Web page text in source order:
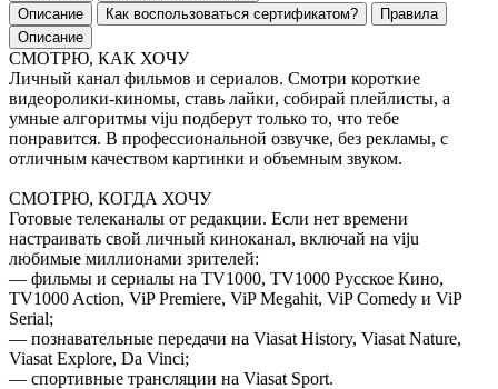
Описание
Как воспользоваться сертификатом?
Правила
Описание
СМОТРЮ, КАК ХОЧУ
Личный канал фильмов и сериалов. Смотри короткие
видеоролики-киномы, ставь лайки, собирай плейлисты, а
умные алгоритмы viju подберут только то, что тебе
понравится. В профессиональной озвучке, без рекламы, с
отличным качеством картинки и объемным звуком.
СМОТРЮ, КОГДА ХОЧУ
Готовые телеканалы от редакции. Если нет времени
настраивать свой личный киноканал, включай на viju
любимые миллионами зрителей:
— фильмы и сериалы на TV1000, TV1000 Русское Кино,
TV1000 Action, ViP Premiere, ViP Megahit, ViP Comedy и ViP
Serial;
— познавательные передачи на Viasat History, Viasat Nature,
Viasat Explore, Da Vinci;
— спортивные трансляции на Viasat Sport.